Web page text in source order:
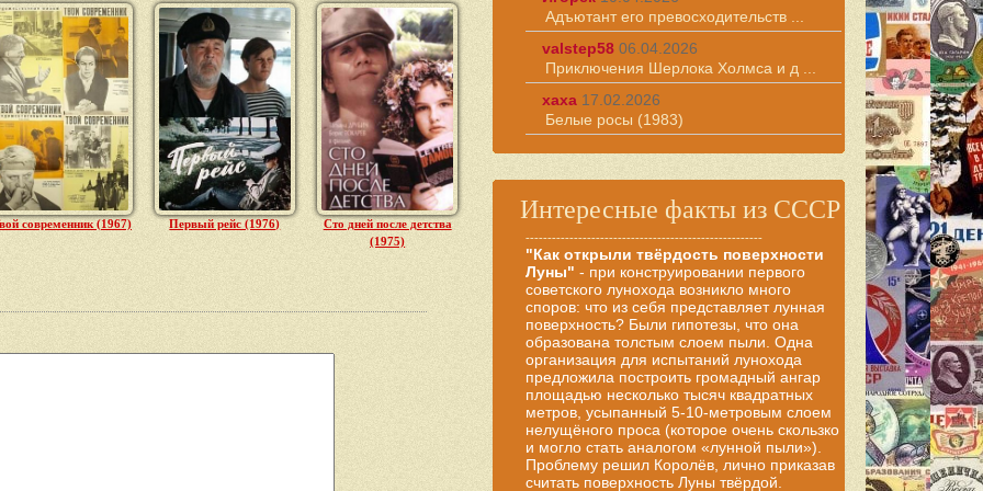
современник (1967) Первый рейс (1976)
Сто дней после детства
(1975)
Адъютант его превосходительств ...
valstep58 06.04.2026
Приключения Шерлока Холмса и д ...
хаха 17.02.2026
Белые росы (1983)
Интересные факты из СССР
------------------------------------------------------
"Как открыли твёрдость поверхности
Луны" - при конструировании первого
советского лунохода возникло много
споров: что из себя представляет лунная
поверхность? Были гипотезы, что она
образована толстым слоем пыли. Одна
организация для испытаний лунохода
предложила построить громадный ангар
площадью несколько тысяч квадратных
метров, усыпанный 5-10-метровым слоем
нелущёного проса (которое очень скользко
и могло стать аналогом «лунной пыли»).
Проблему решил Королёв, лично приказав
считать поверхность Луны твёрдой.